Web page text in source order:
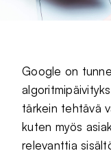
Google on
tärkein tehtävä
kuten myös
relevanttia